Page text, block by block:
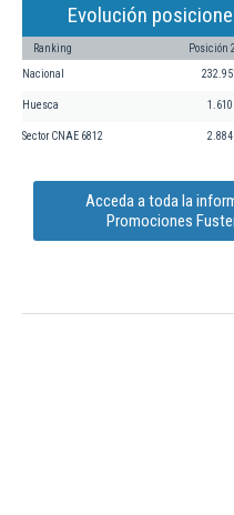
Evolución
Ranking Posición
Nacional 232.951
Huesca 1.610
Sector CNAE 6812 2.884
Acceda a toda la
Promociones